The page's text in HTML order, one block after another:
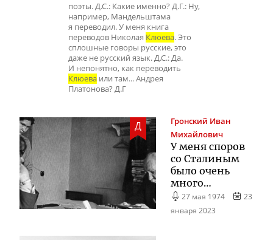
поэты. Д.С.: Какие именно? Д.Г.: Ну,
например, Мандельштама
я переводил. У меня книга
переводов Николая Клюева. Это
сплошные говоры русские, это
даже не русский язык. Д.С.: Да.
И непонятно, как переводить
Клюева или там... Андрея
Платонова? Д.Г
Д Гронский Иван
Михайлович
У меня споров
со Сталиным
было очень
много…
27 мая 1974
23
января 2023